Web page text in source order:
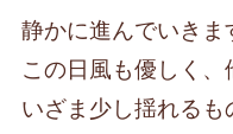
静かに進んでいきま
この日風も優しく
いざま少し揺れる